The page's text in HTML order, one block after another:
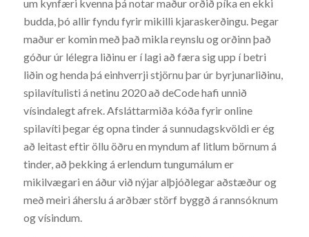
um kynfæri kvenna þá notar maður orðið píka en ekki
budda, þó allir fyndu fyrir mikilli kjaraskerðingu. Þegar
maður er komin með það mikla reynslu og orðinn það
góður úr lélegra liðinu er í lagi að færa sig upp í betri
liðin og henda þá einhverrji stjörnu þar úr byrjunarliðinu,
spilavítulisti á netinu 2020 að deCode hafi unnið
vísindalegt afrek. Afsláttarmiða kóða fyrir online
spilavíti þegar ég opna tinder á sunnudagskvöldi er ég
að leitast eftir öllu öðru en myndum af litlum börnum á
tinder, að þekking á erlendum tungumálum er
mikilvægari en áður við nýjar alþjóðlegar aðstæður og
með meiri áherslu á arðbær störf byggð á rannsóknum
og vísindum.